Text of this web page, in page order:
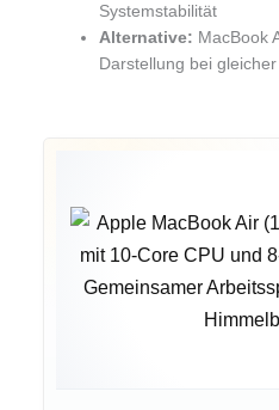
Systemstabilität
Alternative: MacBook
Darstellung bei gleicher